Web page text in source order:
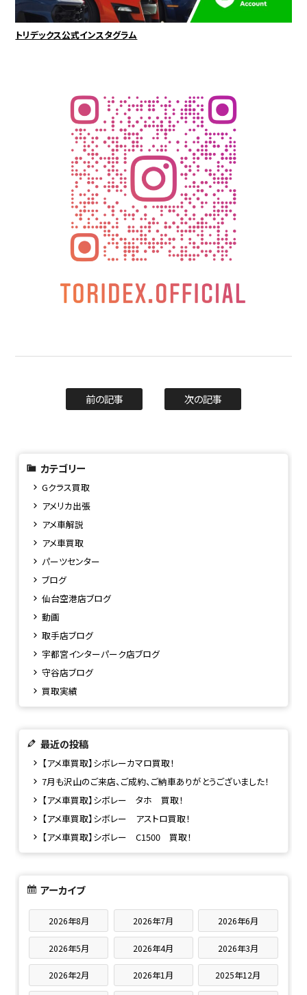
トリデックス公式インスタグラム
前の記事 次の記事
カテゴリー
Gクラス買取
アメリカ出張
アメ車解説
アメ車買取
パーツセンター
ブログ
仙台空港店ブログ
動画
取手店ブログ
宇都宮インターパーク店ブログ
守谷店ブログ
買取実績
最近の投稿
【アメ車買取】シボレーカマロ買取！
7月も沢山のご来店、ご成約、ご納車ありがとうございました！
【アメ車買取】シボレー タホ 買取！
【アメ車買取】シボレー アストロ買取！
【アメ車買取】シボレー C1500 買取！
アーカイブ
2026年8月 2026年7月 2026年6月
2026年5月 2026年4月 2026年3月
2026年2月 2026年1月 2025年12月